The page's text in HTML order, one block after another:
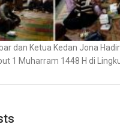
dan Ketua Kedan Jona
1 Muharram 1448 H di